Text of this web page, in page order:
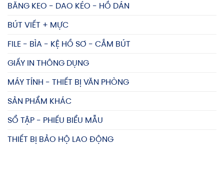
BĂNG KEO - DAO KÉO - HỒ DÁN
BÚT VIẾT + MỰC
FILE - BÌA - KỆ HỒ SƠ - CẮM BÚT
GIẤY IN THÔNG DỤNG
MÁY TÍNH - THIẾT BỊ VĂN PHÒNG
SẢN PHẨM KHÁC
SỔ TẬP - PHIẾU BIỂU MẪU
THIẾT BỊ BẢO HỘ LAO ĐỘNG